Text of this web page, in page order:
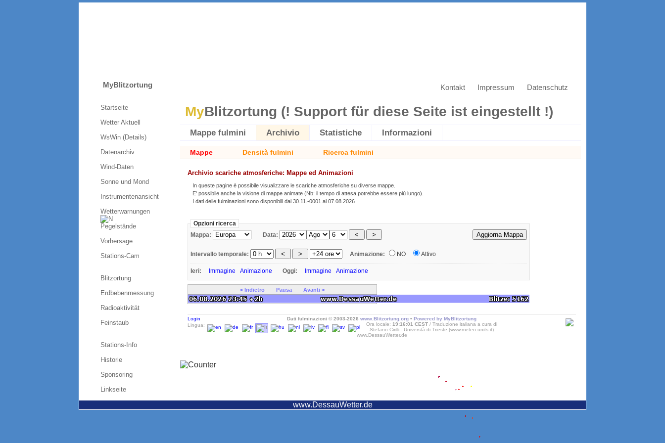
MyBlitzortung Kontakt Impressum Datenschutz
MyBlitzortung (! Support für diese Seite ist eingestellt !)
Mappe fulmini Archivio Statistiche Informazioni
Mappe Densità fulmini Ricerca fulmini
Archivio scariche atmosferiche: Mappe ed Animazioni
In queste pagine è possibile visualizzare le scariche atmosferiche su diverse mappe.
E' possibile anche la visione di mappe animate (Nb: il tempo di attesa potrebbe essere più lungo).
I dati delle fulminazioni sono disponibili dal 30.11.-0001 al 07.08.2026
Opzioni ricerca
Mappa:
Data:
Intervallo temporale: Animazione: NO Attivo
Ieri: Immagine Animazione Oggi: Immagine Animazione
< Indietro Pausa Avanti >
Login
Lingua:
Dati fulminazioni © 2003-2026 www.Blitzortung.org • Powered by MyBlitzortung
Ora locale: 19:16:01 CEST
Traduzione italiana a cura di
Stefano Cirilli - Universtà di Trieste (www.meteo.units.it)
www.DessauWetter.de
Startseite
Wetter Aktuell
WsWin (Details)
Datenarchiv
Wind-Daten
Sonne und Mond
Instrumentenansicht
Wetterwarnungen
Pegelstände
Vorhersage
Stations-Cam
Blitzortung
Erdbebenmessung
Radioaktivität
Feinstaub
Stations-Info
Historie
Sponsoring
Linkseite
www.DessauWetter.de